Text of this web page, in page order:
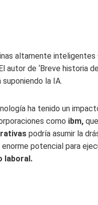
altamente
autor de ‘Breve historia
la IA.
ha tenido un
como ibm,
podría asumir la
potencial para
laboral.